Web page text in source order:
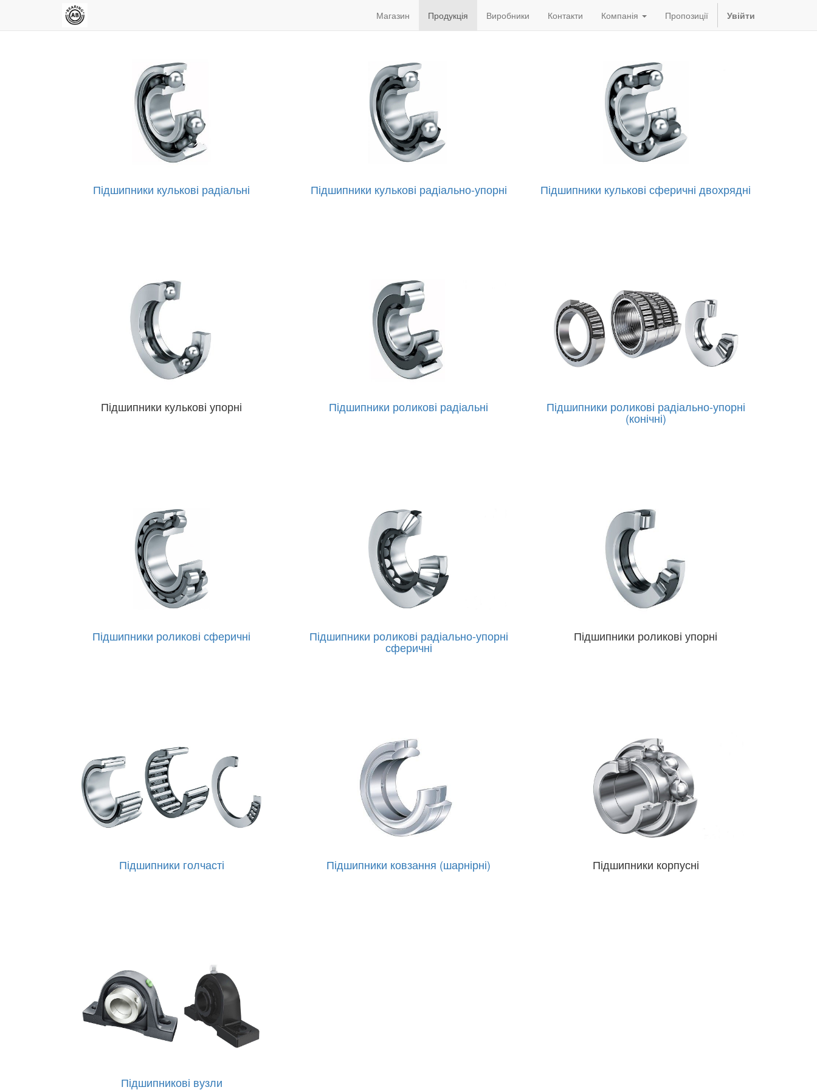
Магазин Продукція Виробники Контакти Компанія Пропозиції Увійти
Підшипники кулькові радіальні Підшипники кулькові радіально-упорні Підшипники кулькові сферичні двохрядні
Підшипники кулькові упорні Підшипники роликові радіальні Підшипники роликові радіально-упорні
(конічні)
Підшипники роликові сферичні Підшипники роликові радіально-упорні
сферичні
Підшипники роликові упорні
Підшипники голчасті Підшипники ковзання (шарнірні) Підшипники корпусні
Підшипникові вузли